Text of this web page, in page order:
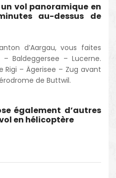
vol panoramique en
au-dessus de
d’Aargau, vous faites
– Baldeggersee – Lucerne.
Rigi – Ägerisee – Zug avant
de Buttwil.
également d’autres
en hélicoptère